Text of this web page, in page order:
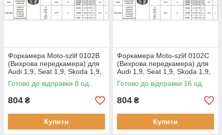
Форкамера Moto-szlif 0102B
(Вихрова передкамера) для
Audi 1,9, Seat 1,9, Skoda 1,9,
Volkswagen 1,9
Готово до відправки 8 од.
804 ₴
Купити
Форкамера Moto-szlif 0102C
(Вихрова передкамера) для
Audi 1,9, Seat 1,9, Skoda 1,9,
Volkswagen 1,9
Готово до відправки 16 од.
804 ₴
Купити